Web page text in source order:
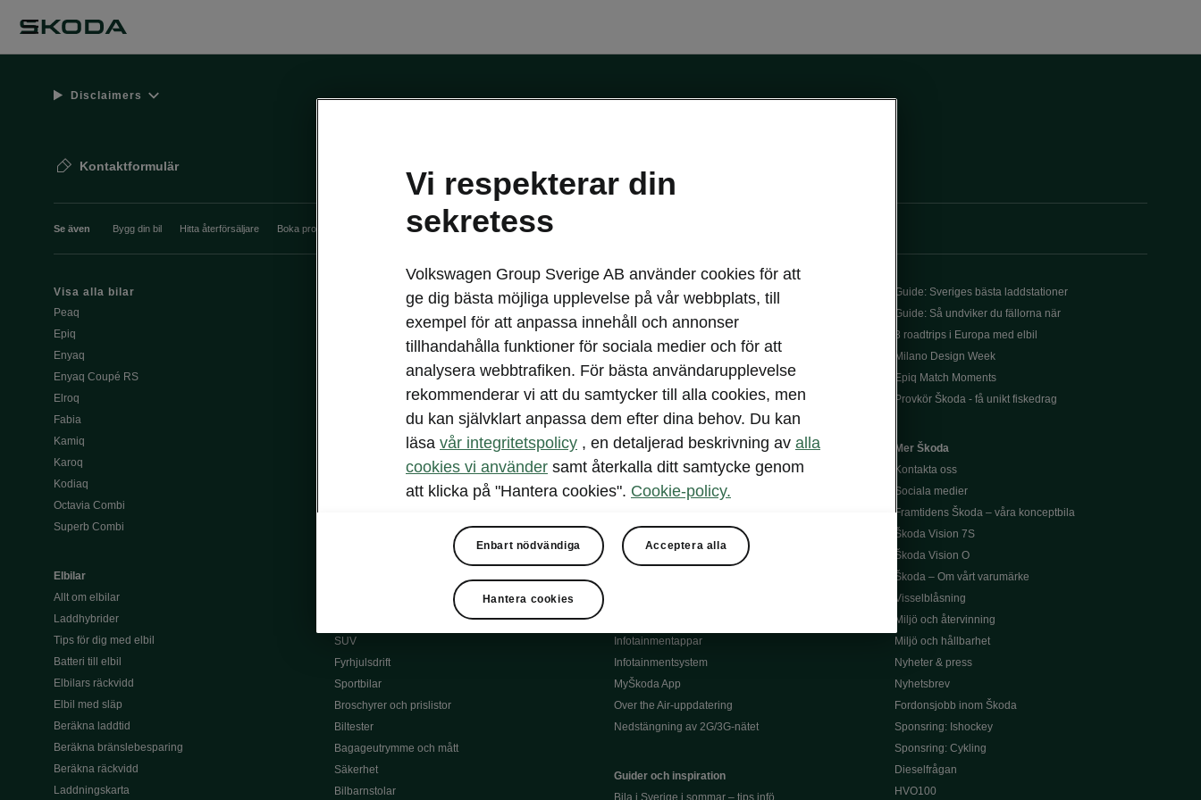
Disclaimers
Kontaktformulär
Se även Bygg din bil Hitta återförsäljare Boka provkörning Våra erbjudanden Privatleasing online
Visa alla bilar
Peaq
Epiq
Enyaq
Enyaq Coupé RS
Elroq
Fabia
Kamiq
Karoq
Kodiaq
Octavia Combi
Superb Combi
Elbilar
Allt om elbilar
Laddhybrider
Tips för dig med elbil
Batteri till elbil
Elbilars räckvidd
Elbil med släp
Beräkna laddtid
Beräkna bränslebesparing
Beräkna räckvidd
Laddningskarta
Ladda elbil publikt
Begagnade bilar
Välj rätt finansiering
Serviceavtal och försäkring
SUV
Fyrhjulsdrift
Sportbilar
Broschyrer och prislistor
Biltester
Bagageutrymme och mått
Säkerhet
Bilbarnstolar
Service och din bil
Škoda Service
Originaldelar
Vägassistans
Serviceavtal
Bli testpilot service
Däck
Instruktionsbok till din Škoda
Information om batterier
Garantier
Infotainmentappar
Infotainmentsystem
MyŠkoda App
Over the Air-uppdatering
Nedstängning av 2G/3G-nätet
Guider och inspiration
Bila i Sverige i sommar – tips infö
Guide: Sveriges bästa laddstationer
Guide: Så undviker du fällorna när
3 roadtrips i Europa med elbil
Milano Design Week
Epiq Match Moments
Provkör Škoda - få unikt fiskedrag
Mer Škoda
Kontakta oss
Sociala medier
Framtidens Škoda – våra konceptbila
Škoda Vision 7S
Škoda Vision O
Škoda – Om vårt varumärke
Visselblåsning
Miljö och återvinning
Miljö och hållbarhet
Nyheter & press
Nyhetsbrev
Fordonsjobb inom Škoda
Sponsring: Ishockey
Sponsring: Cykling
Dieselfrågan
HVO100
Vi respekterar din
sekretess
Volkswagen Group Sverige AB använder cookies för att
ge dig bästa möjliga upplevelse på vår webbplats, till
exempel för att anpassa innehåll och annonser
tillhandahålla funktioner för sociala medier och för att
analysera webbtrafiken. För bästa användarupplevelse
rekommenderar vi att du samtycker till alla cookies, men
du kan självklart anpassa dem efter dina behov. Du kan
läsa vår integritetspolicy , en detaljerad beskrivning av alla
cookies vi använder samt återkalla ditt samtycke genom
att klicka på "Hantera cookies". Cookie-policy.
Enbart nödvändiga Acceptera alla
Hantera cookies